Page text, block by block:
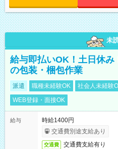
未
給与即払いOK！土日休
の包装・梱包作業
派遣 職種未経験OK 社会人未経験
WEB登録・面接OK
給与
時給1400円
交通費別途支給あり
交通費 交通費支給有り